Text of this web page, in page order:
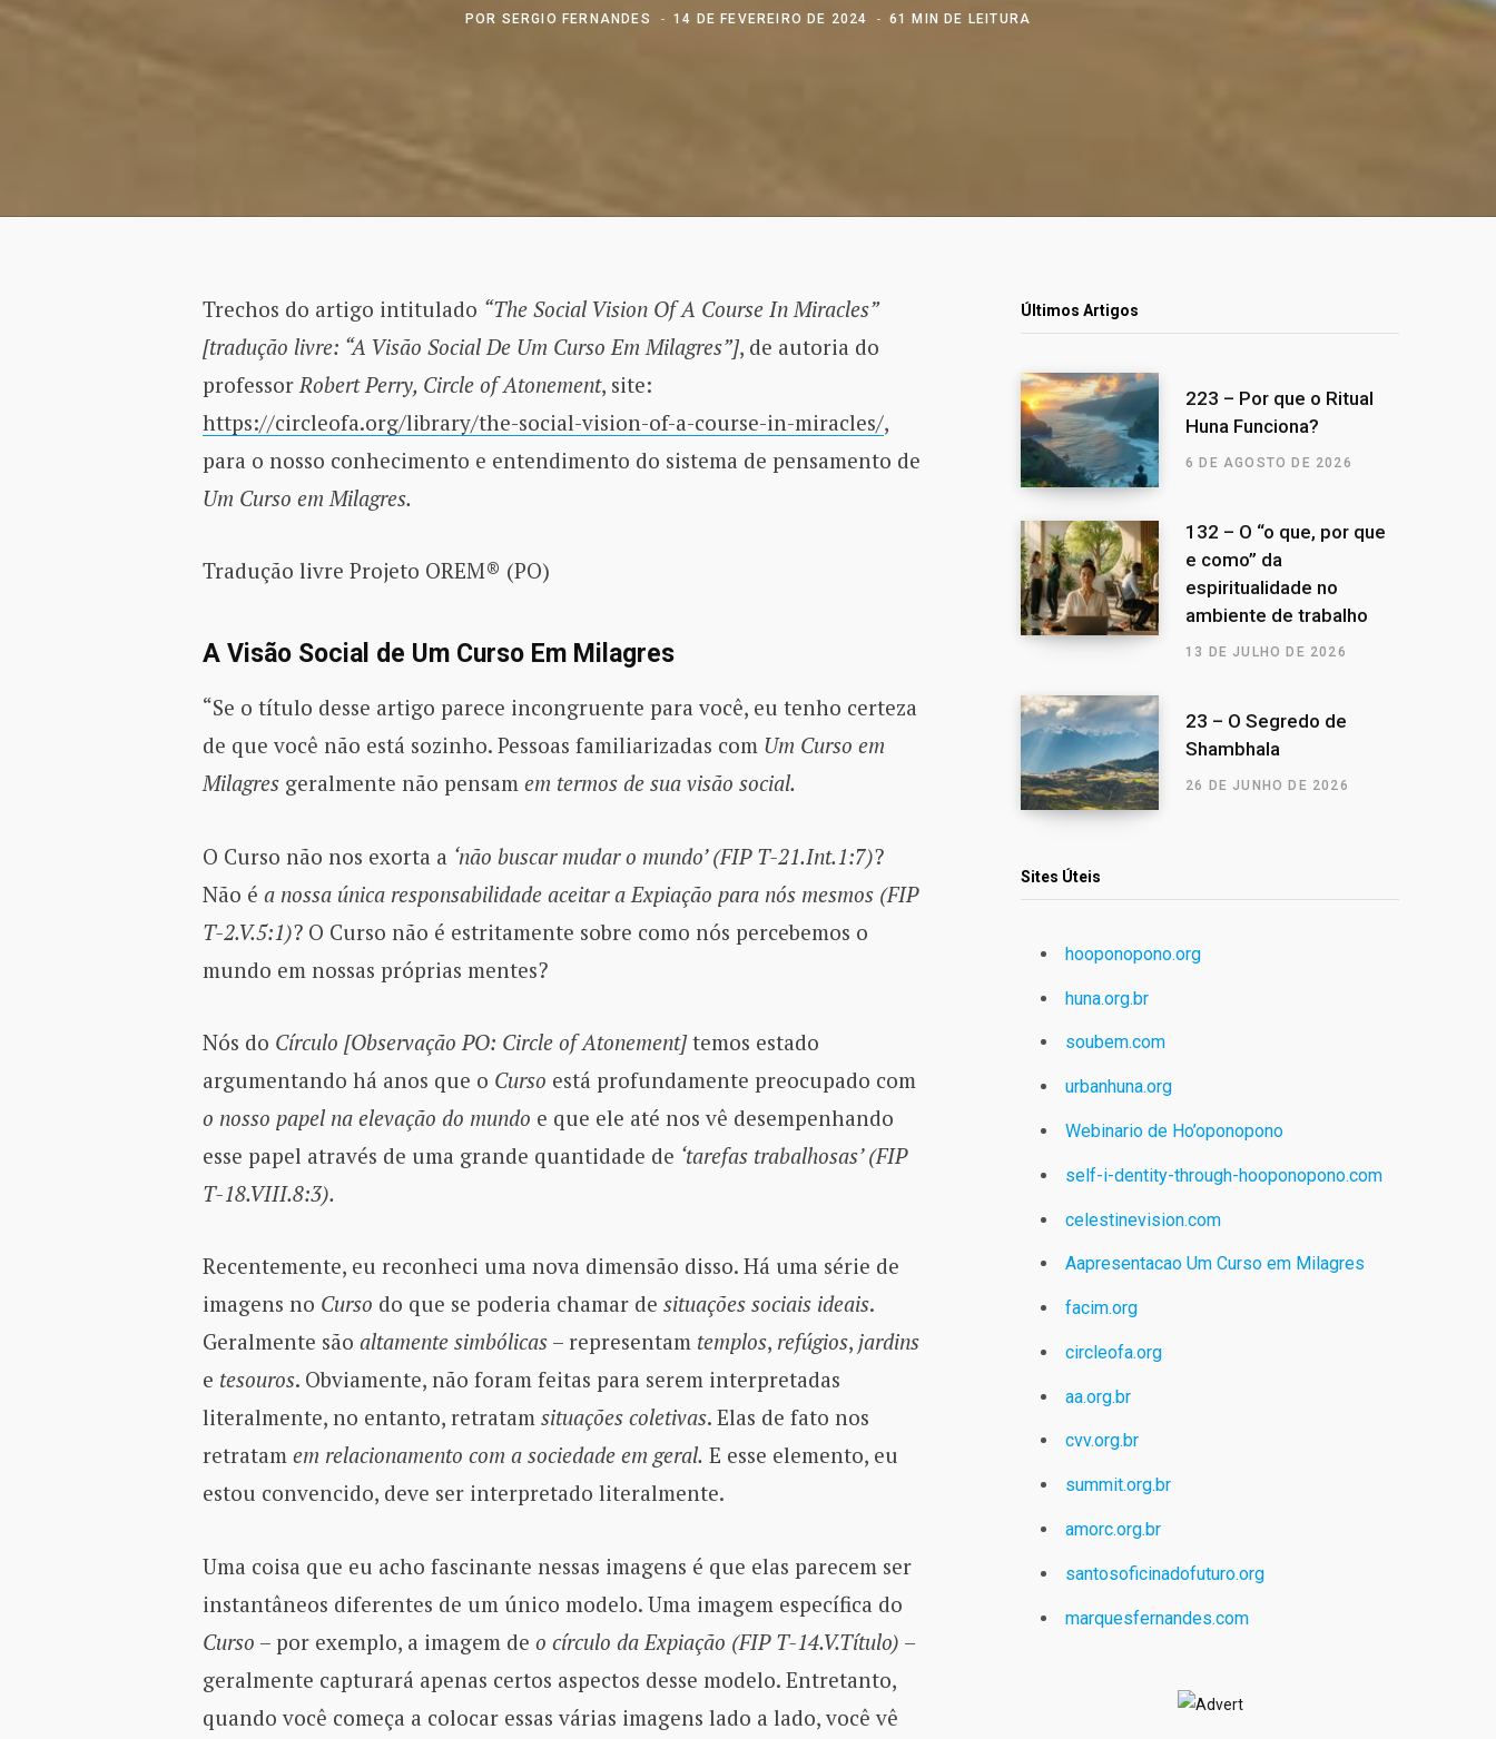
POR SERGIO FERNANDES 14 DE FEVEREIRO DE 2024 61 MIN DE LEITURA
Trechos do artigo intitulado “The Social Vision Of A Course In Miracles”
[tradução livre: “A Visão Social De Um Curso Em Milagres”], de autoria do
professor Robert Perry, Circle of Atonement, site:
https://circleofa.org/library/the-social-vision-of-a-course-in-miracles/,
para o nosso conhecimento e entendimento do sistema de pensamento de
Um Curso em Milagres.
Tradução livre Projeto OREM® (PO)
A Visão Social de Um Curso Em Milagres
“Se o título desse artigo parece incongruente para você, eu tenho certeza
de que você não está sozinho. Pessoas familiarizadas com Um Curso em
Milagresgeralmente não pensam em termos de sua visão social.
O Curso não nos exorta a ‘não buscar mudar o mundo’ (FIP T-21.Int.1:7)?
Não é a nossa única responsabilidade aceitar a Expiação para nós mesmos (FIP
T-2.V.5:1)? O Curso não é estritamente sobre como nós percebemos o
mundo em nossas próprias mentes?
Nós do Círculo [Observação PO: Circle of Atonement]temos estado
argumentando há anos que o Curso está profundamente preocupado com
o nosso papel na elevação do mundo e que ele até nos vê desempenhando
esse papel através de uma grande quantidade de ‘tarefas trabalhosas’ (FIP
T-18.VIII.8:3).
Recentemente, eu reconheci uma nova dimensão disso. Há uma série de
imagens no Curso do que se poderia chamar de situações sociais ideais.
Geralmente são altamente simbólicas– representam templos, refúgios, jardins
e tesouros. Obviamente, não foram feitas para serem interpretadas
literalmente, no entanto, retratam situações coletivas. Elas de fato nos
retratam em relacionamento com a sociedade em geral. E esse elemento, eu
estou convencido, deve ser interpretado literalmente.
Uma coisa que eu acho fascinante nessas imagens é que elas parecem ser
instantâneos diferentes de um único modelo. Uma imagem específica do
Curso – por exemplo, a imagem de o círculo da Expiação (FIP T-14.V.Título) –
geralmente capturará apenas certos aspectos desse modelo. Entretanto,
quando você começa a colocar essas várias imagens lado a lado, você vê
Últimos Artigos
223 – Por que o Ritual
Huna Funciona?
6 DE AGOSTO DE 2026
132 – O “o que, por que
e como” da
espiritualidade no
ambiente de trabalho
13 DE JULHO DE 2026
23 – O Segredo de
Shambhala
26 DE JUNHO DE 2026
Sites Úteis
hooponopono.org
huna.org.br
soubem.com
urbanhuna.org
Webinario de Ho’oponopono
self-i-dentity-through-hooponopono.com
celestinevision.com
Aapresentacao Um Curso em Milagres
facim.org
circleofa.org
aa.org.br
cvv.org.br
summit.org.br
amorc.org.br
santosoficinadofuturo.org
marquesfernandes.com